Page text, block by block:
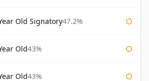
Old Signatory47.2%
Old43%
Old43%